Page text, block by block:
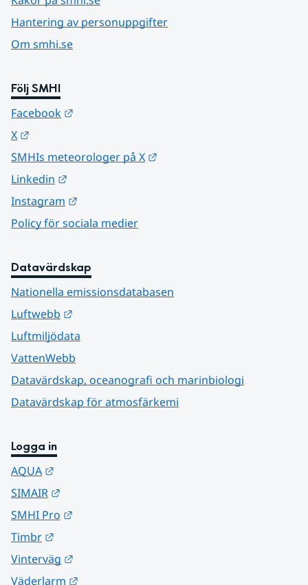
Hantering av personuppgifter
Om smhi.se
Följ SMHI
Facebook
X
SMHIs meteorologer på X
Linkedin
Instagram
Policy för sociala medier
Datavärdskap
Nationella emissionsdatabasen
Luftwebb
Luftmiljödata
VattenWebb
Datavärdskap, oceanografi och marinbiologi
Datavärdskap för atmosfärkemi
Logga in
AQUA
SIMAIR
SMHI Pro
Timbr
Vinterväg
Väderlarm